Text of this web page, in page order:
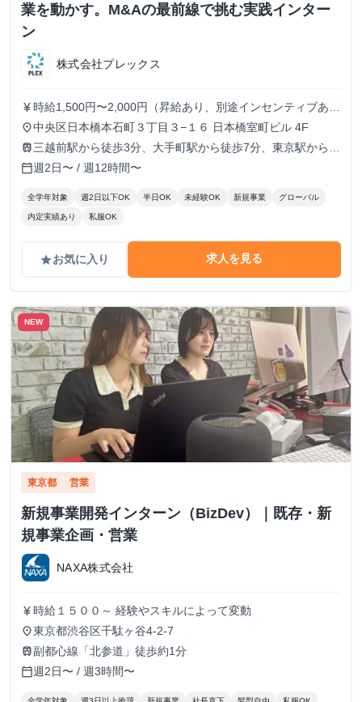
業を動かす。M&Aの最前線で挑む実践インター
ン
株式会社プレックス
currency_yen 時給1,500円〜2,000円（昇給あり、別途インセンティブあ
り）
place中央区日本橋本石町３丁目３−１６ 日本橋室町ビル 4F
train 三越前駅から徒歩3分、大手町駅から徒歩7分、東京駅から徒
歩9分
calendar_today週2日〜 / 週12時間〜
全学年対象 週2日以下OK 半日OK 未経験OK 新規事業 グローバル
内定実績あり 私服OK
gradeお気に入り 求人を見る
NEW
東京都 営業
新規事業開発インターン（BizDev）｜既存・新
規事業企画・営業
NAXA株式会社
currency_yen 時給１５００～ 経験やスキルによって変動
place東京都渋谷区千駄ヶ谷4-2-7
train副都心線「北参道」徒歩約1分
calendar_today週2日〜 / 週3時間〜